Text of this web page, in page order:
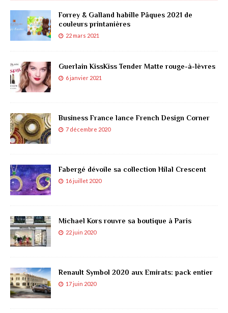
Forrey & Galland habille Pâques 2021 de
couleurs printanières
22 mars 2021
Guerlain KissKiss Tender Matte rouge-à-lèvres
6 janvier 2021
Business France lance French Design Corner
7 décembre 2020
Fabergé dévoile sa collection Hilal Crescent
16 juillet 2020
Michael Kors rouvre sa boutique à Paris
22 juin 2020
Renault Symbol 2020 aux Emirats: pack entier
17 juin 2020